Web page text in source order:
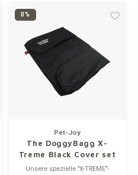
Hundekissen mit "STRONG"-
Beschichtung sind darauf
ausgelegt, I
0%
Pet-Joy
The DoggyBagg X-
Treme Black Cover set
Unsere spezielle "X-TREME"-